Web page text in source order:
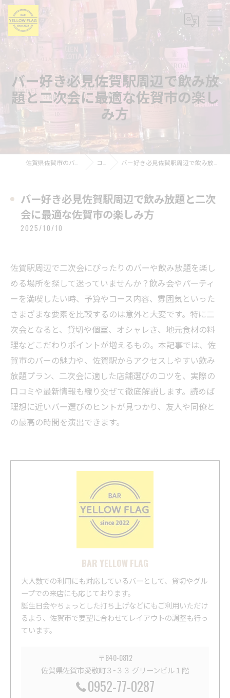
バー好き必見佐賀駅周辺で飲み放
題と二次会に最適な佐賀市の楽し
み方
コラム バー好き必見佐賀駅周辺で飲み放題と二次会に最適な佐賀市の楽しみ方
バー好き必見佐賀駅周辺で飲み放題と二次
会に最適な佐賀市の楽しみ方
2025/10/10
佐賀駅周辺で二次会にぴったりのバーや飲み放題を楽し
める場所を探して迷っていませんか？飲み会やパーティ
ーを満喫したい時、予算やコース内容、雰囲気といった
さまざまな要素を比較するのは意外と大変です。特に二
次会となると、貸切や個室、オシャレさ、地元食材の料
理などこだわりポイントが増えるもの。本記事では、佐
賀市のバーの魅力や、佐賀駅からアクセスしやすい飲み
放題プラン、二次会に適した店舗選びのコツを、実際の
口コミや最新情報も織り交ぜて徹底解説します。読めば
理想に近いバー選びのヒントが見つかり、友人や同僚と
の最高の時間を演出できます。
BAR YELLOW FLAG
大人数での利用にも対応しているバーとして、貸切やグル
ープでの来店にも応じております。
誕生日会やちょっとした打ち上げなどにもご利用いただけ
るよう、佐賀市で要望に合わせてレイアウトの調整も行っ
ています。
〒840-0812
佐賀県佐賀市愛敬町３−３３ グリーンビル１階
0952-77-0287